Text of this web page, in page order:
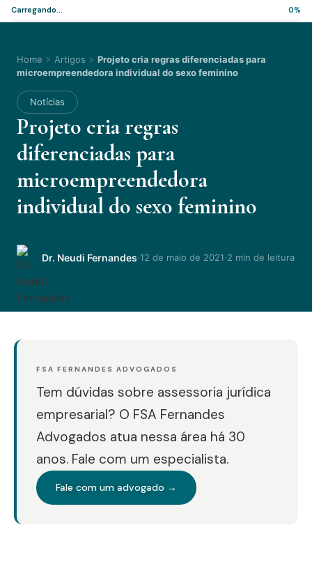
Home > Artigos > Projeto cria regras diferenciadas para
microempreendedora individual do sexo feminino
Notícias
Projeto cria regras
diferenciadas para
microempreendedora
individual do sexo feminino
Dr. Neudi Fernandes·12 de maio de 2021·2 min de leitura
Carregando... 0%
FSA FERNANDES ADVOGADOS
Tem dúvidas sobre assessoria jurídica
empresarial? O FSA Fernandes
Advogados atua nessa área há 30
anos. Fale com um especialista.
Fale com um advogado →